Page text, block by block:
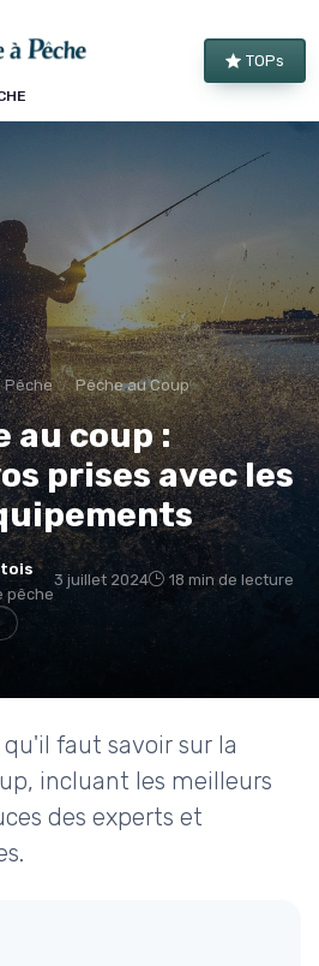
TOPs
Pêche Pêche au Coup
au coup :
prises avec les
pêche
3 juillet 2024 18 min de lecture
faut savoir sur la
incluant les meilleurs
des experts et